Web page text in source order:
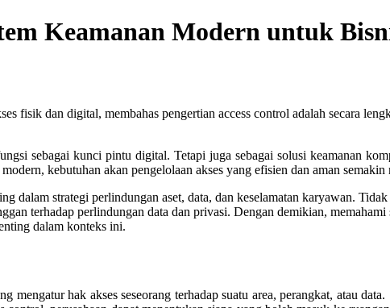
Keamanan Modern untuk
fisik dan digital, membahas pengertian access control adalah secara
sebagai kunci pintu digital. Tetapi juga sebagai solusi keamanan
kebutuhan akan pengelolaan akses yang efisien dan aman
dalam strategi perlindungan aset, data, dan keselamatan karyawan.
terhadap perlindungan data dan privasi. Dengan demikian,
dalam konteks ini.
mengatur hak akses seseorang terhadap suatu area, perangkat, atau